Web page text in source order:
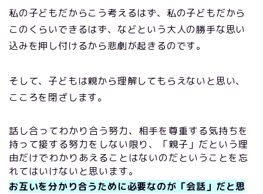
私の子どもだからこう考えるはず、私の子どもだから
このくらいできるはず、などという大人の勝手な思い
込みを押し付けるから悲劇が起きるのです。
そして、子どもは親から理解してもらえないと思い、
こころを閉ざします。
話し合ってわかり合う努力、相手を尊重する気持ちを
持って接する努力をしない限り、「親子」だという理
由だけでわかりあえることはないのだということを忘
れてはいけないと思います。
お互いを分かり合うために必要なのが「会話」だと思